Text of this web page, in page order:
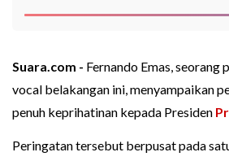
Suara.com - Fernando Emas,
vocal belakangan ini, menyampaikan
penuh keprihatinan kepada Presiden
Peringatan tersebut berpusat pada